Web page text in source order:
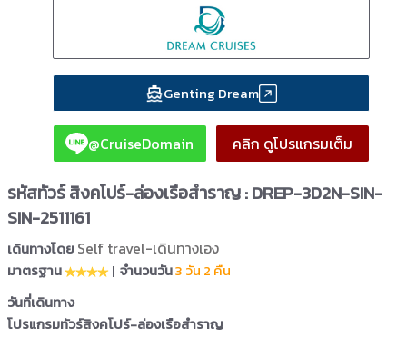
Genting Dream
@CruiseDomain คลิก ดูโปรแกรมเต็ม
รหัสทัวร์ สิงคโปร์-ล่องเรือสำราญ : DREP-3D2N-SIN-
SIN-2511161
เดินทางโดยSelf travel-เดินทางเอง
มาตรฐาน | จำนวนวัน3 วัน 2 คืน
วันที่เดินทาง
โปรแกรมทัวร์สิงคโปร์-ล่องเรือสำราญ